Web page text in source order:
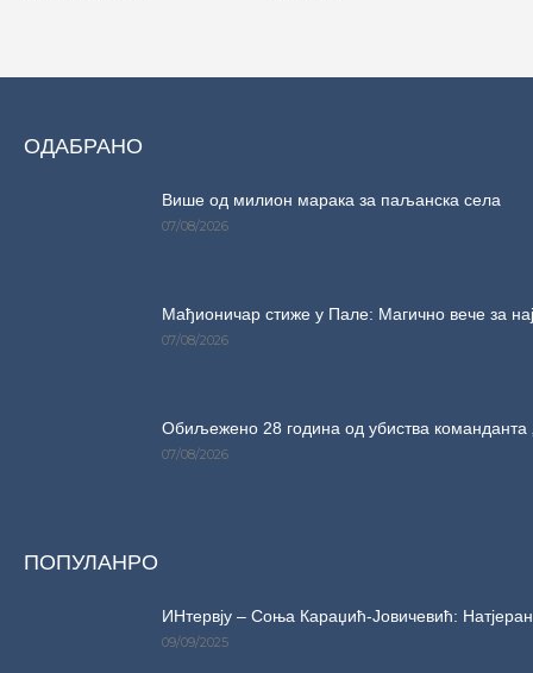
ОДАБРАНО
Више од милион марака за паљанска села
07/08/2026
Мађионичар стиже у Пале: Магично вече за
07/08/2026
Обиљежено 28 година од убиства команданта
07/08/2026
ПОПУЛАНРО
ИНтервју – Соња Караџић-Јовичевић:
09/09/2025